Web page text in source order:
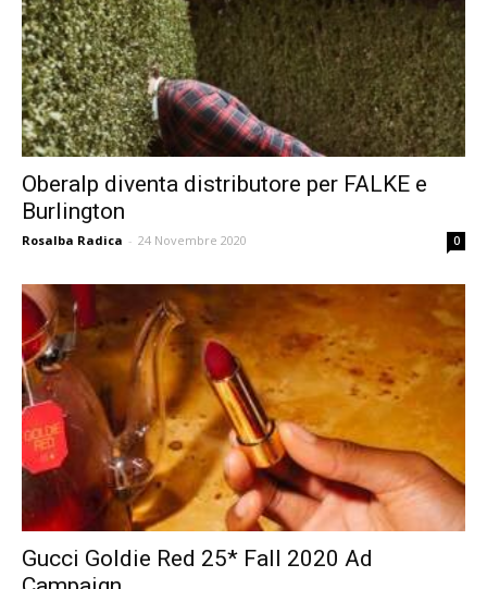
Oberalp diventa distributore per FALKE e
Burlington
Rosalba Radica - 24 Novembre 2020 0
Gucci Goldie Red 25* Fall 2020 Ad